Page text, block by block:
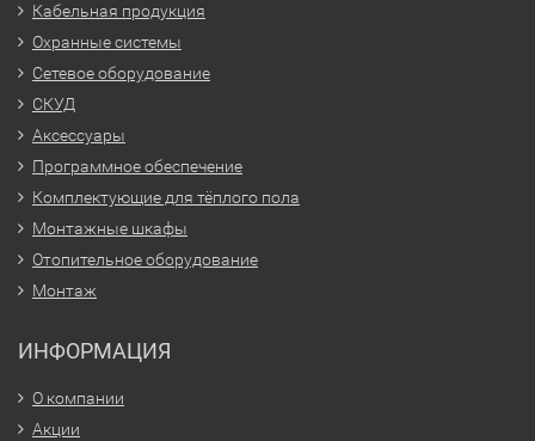
Кабельная продукция
Охранные системы
Сетевое оборудование
СКУД
Аксессуары
Программное обеспечение
Комплектующие для тёплого пола
Монтажные шкафы
Отопительное оборудование
Монтаж
ИНФОРМАЦИЯ
О компании
Акции